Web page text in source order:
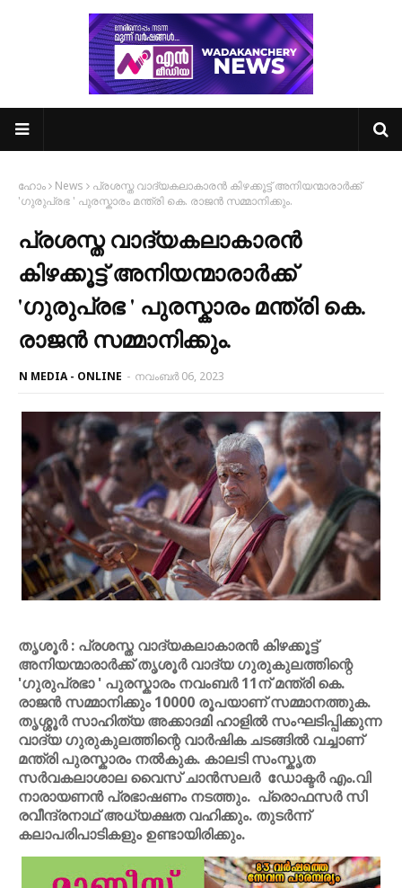
ഹോം News
പ്രശസ്ത വാദ്യകലാകാരൻ കിഴക്കൂട്ട് അനിയന്മാരാർക്ക്
'ഗുരുപ്രഭ ' പുരസ്കാരം മന്ത്രി കെ. രാജൻ സമ്മാനിക്കും.
പ്രശസ്ത വാദ്യകലാകാരൻ
കിഴക്കൂട്ട് അനിയന്മാരാർക്ക്
'ഗുരുപ്രഭ ' പുരസ്കാരം മന്ത്രി കെ.
രാജൻ സമ്മാനിക്കും.
N MEDIA - ONLINE - നവംബർ 06, 2023
തൃശൂർ : പ്രശസ്ത വാദ്യകലാകാരൻ കിഴക്കൂട്ട്
അനിയന്മാരാർക്ക് തൃശൂർ വാദ്യ ഗുരുകുലത്തിന്റെ
'ഗുരുപ്രഭാ ' പുരസ്കാരം നവംബർ 11ന് മന്ത്രി കെ.
രാജൻ സമ്മാനിക്കും 10000 രൂപയാണ് സമ്മാനത്തുക.
തൃശ്ശൂർ സാഹിത്യ അക്കാദമി ഹാളിൽ സംഘടിപ്പിക്കുന്ന
വാദ്യ ഗുരുകുലത്തിന്റെ വാർഷിക ചടങ്ങിൽ വച്ചാണ്
മന്ത്രി പുരസ്കാരം നൽകുക. കാലടി സംസ്കൃത
സർവകലാശാല വൈസ് ചാൻസലർ ഡോക്ടർ എം.വി
നാരായണൻ പ്രഭാഷണം നടത്തും. പ്രൊഫസർ സി
രവീന്ദ്രനാഥ് അധ്യക്ഷത വഹിക്കും. തുടർന്ന്
കലാപരിപാടികളും ഉണ്ടായിരിക്കും.